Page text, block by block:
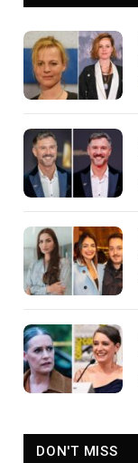
DON'T MISS